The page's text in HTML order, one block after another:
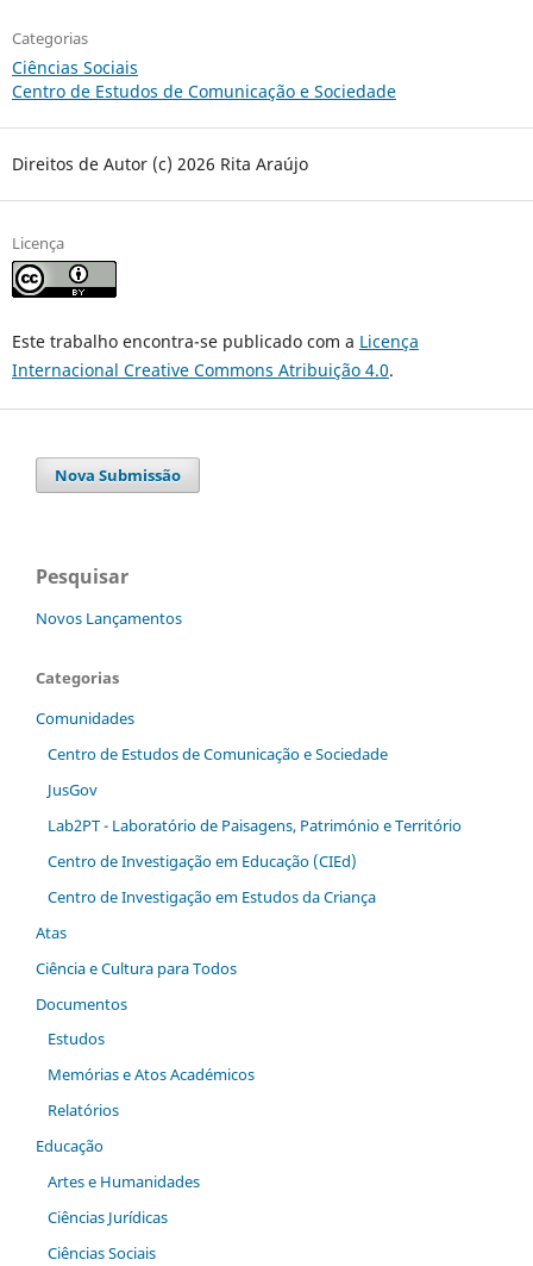
Categorias
Ciências Sociais
Centro de Estudos de Comunicação e Sociedade
Direitos de Autor (c) 2026 Rita Araújo
Licença
Este trabalho encontra-se publicado com a Licença
Internacional Creative Commons Atribuição 4.0.
Nova Submissão
Pesquisar
Novos Lançamentos
Categorias
Comunidades
Centro de Estudos de Comunicação e Sociedade
JusGov
Lab2PT - Laboratório de Paisagens, Património e Território
Centro de Investigação em Educação (CIEd)
Centro de Investigação em Estudos da Criança
Atas
Ciência e Cultura para Todos
Documentos
Estudos
Memórias e Atos Académicos
Relatórios
Educação
Artes e Humanidades
Ciências Jurídicas
Ciências Sociais